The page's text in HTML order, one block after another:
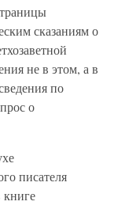
сказаниям о
не в этом, а в
по
о
писателя